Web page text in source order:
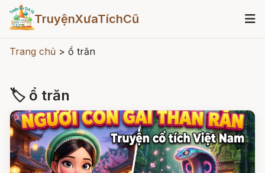
TruyệnXưaTíchCũ
Trang chủ > ổ trăn
🏷 ổ trăn